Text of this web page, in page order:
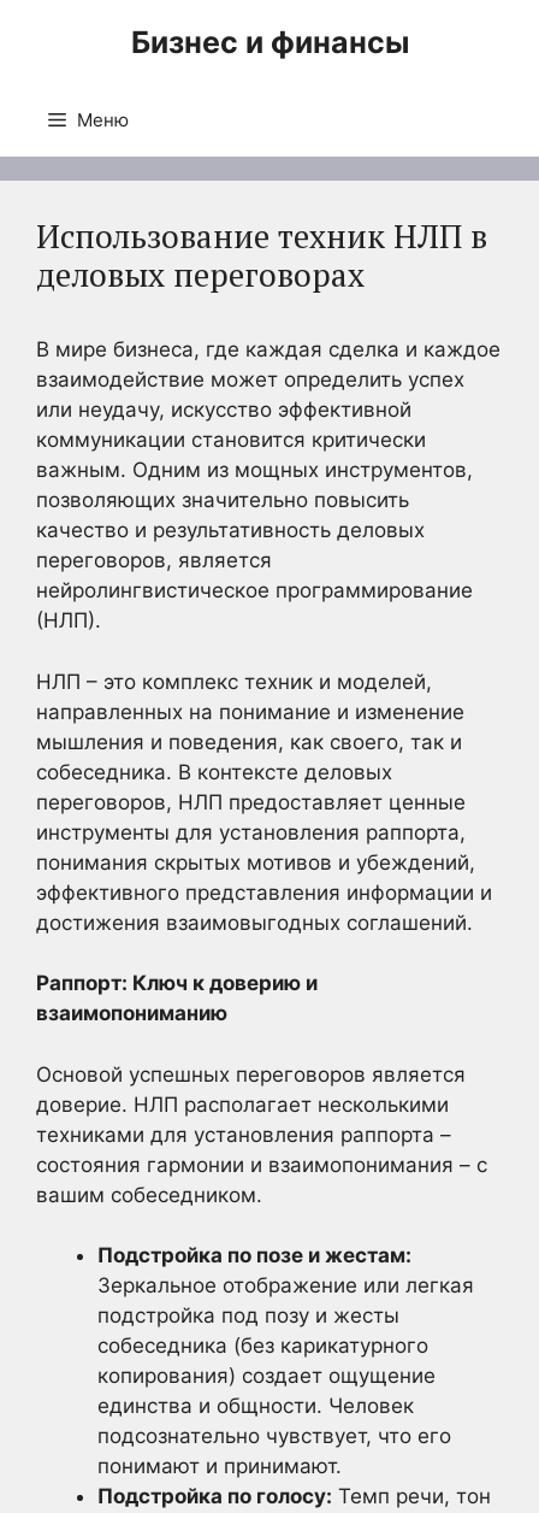
Бизнес и финансы
Меню
Использование техник НЛП в
деловых переговорах
В мире бизнеса, где каждая сделка и каждое
взаимодействие может определить успех
или неудачу, искусство эффективной
коммуникации становится критически
важным. Одним из мощных инструментов,
позволяющих значительно повысить
качество и результативность деловых
переговоров, является
нейролингвистическое программирование
(НЛП).
НЛП – это комплекс техник и моделей,
направленных на понимание и изменение
мышления и поведения, как своего, так и
собеседника. В контексте деловых
переговоров, НЛП предоставляет ценные
инструменты для установления раппорта,
понимания скрытых мотивов и убеждений,
эффективного представления информации и
достижения взаимовыгодных соглашений.
Раппорт: Ключ к доверию и
взаимопониманию
Основой успешных переговоров является
доверие. НЛП располагает несколькими
техниками для установления раппорта –
состояния гармонии и взаимопонимания – с
вашим собеседником.
Подстройка по позе и жестам:
Зеркальное отображение или легкая
подстройка под позу и жесты
собеседника (без карикатурного
копирования) создает ощущение
единства и общности. Человек
подсознательно чувствует, что его
понимают и принимают.
Подстройка по голосу: Темп речи, тон